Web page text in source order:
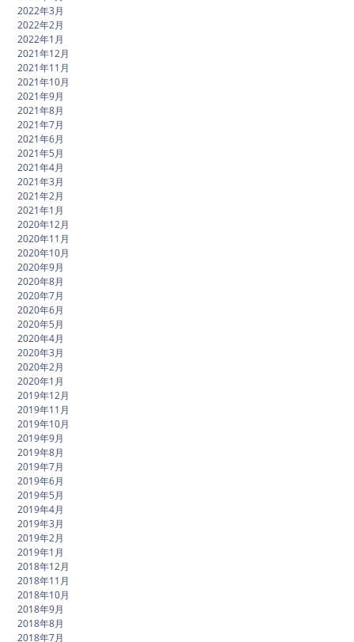
2022年3月
2022年2月
2022年1月
2021年12月
2021年11月
2021年10月
2021年9月
2021年8月
2021年7月
2021年6月
2021年5月
2021年4月
2021年3月
2021年2月
2021年1月
2020年12月
2020年11月
2020年10月
2020年9月
2020年8月
2020年7月
2020年6月
2020年5月
2020年4月
2020年3月
2020年2月
2020年1月
2019年12月
2019年11月
2019年10月
2019年9月
2019年8月
2019年7月
2019年6月
2019年5月
2019年4月
2019年3月
2019年2月
2019年1月
2018年12月
2018年11月
2018年10月
2018年9月
2018年8月
2018年7月